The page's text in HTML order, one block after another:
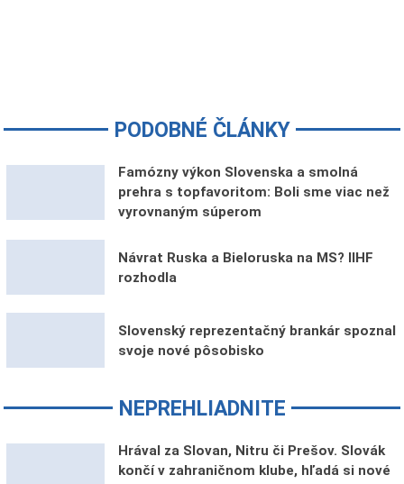
PODOBNÉ ČLÁNKY
Famózny výkon Slovenska a smolná
prehra s topfavoritom: Boli sme viac než
vyrovnaným súperom
Návrat Ruska a Bieloruska na MS? IIHF
rozhodla
Slovenský reprezentačný brankár spoznal
svoje nové pôsobisko
NEPREHLIADNITE
Hrával za Slovan, Nitru či Prešov. Slovák
končí v zahraničnom klube, hľadá si nové